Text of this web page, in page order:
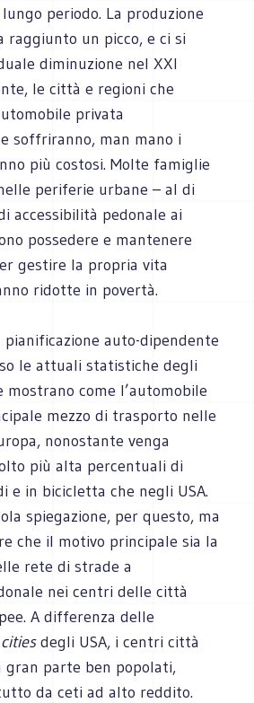
periodo. La produzione
raggiunto un picco, e ci si
diminuzione nel XXI
le città e regioni che
privata
soffriranno, man mano i
più costosi. Molte famiglie
periferie urbane – al di
accessibilità pedonale ai
possedere e mantenere
gestire la propria vita
ridotte in povertà.
auto-dipendente
le attuali statistiche degli
mostrano come l’automobile
mezzo di trasporto nelle
nonostante venga
più alta percentuali di
e in bicicletta che negli USA.
spiegazione, per questo, ma
che il motivo principale sia la
rete di strade a
nei centri delle città
A differenza delle
degli USA, i centri città
gran parte ben popolati,
da ceti ad alto reddito.